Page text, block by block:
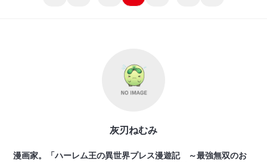
灰刃ねむみ
漫画家。「ハーレム王の異世界プレス漫遊記 ～最強無双のお